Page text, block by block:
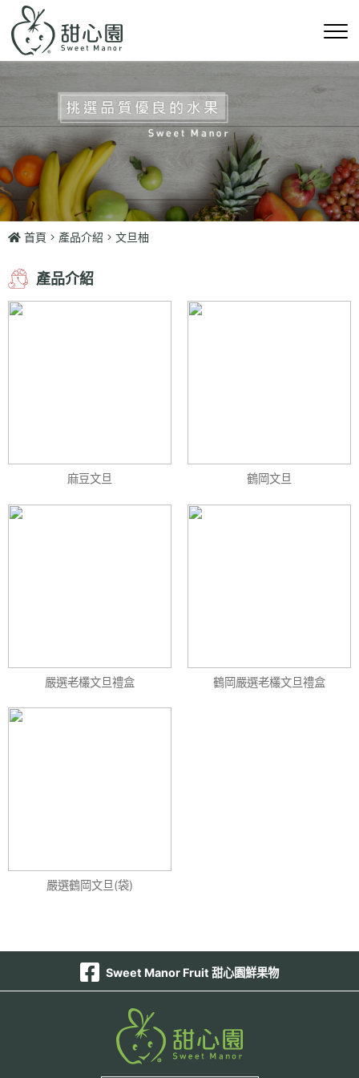
首頁 產品介紹 文旦柚
產品介紹
麻豆文旦 鶴岡文旦
嚴選老欉文旦禮盒 鶴岡嚴選老欉文旦禮盒
嚴選鶴岡文旦(袋)
Sweet Manor Fruit 甜心園鮮果物